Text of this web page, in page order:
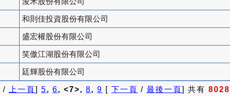
和則佳投資股份有限公司
盛宏權股份有限公司
笑傲江湖股份有限公司
廷輝股份有限公司
/ 上一頁] 5, 6, <7>, 8, 9 [ 下一頁 / 最後一頁] 共有 8028